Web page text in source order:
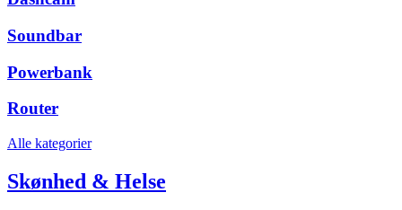
Soundbar
Powerbank
Router
Alle kategorier
Skønhed & Helse